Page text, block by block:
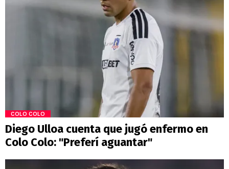
COLO COLO
Diego Ulloa cuenta que jugó enfermo en
Colo Colo: "Preferí aguantar"